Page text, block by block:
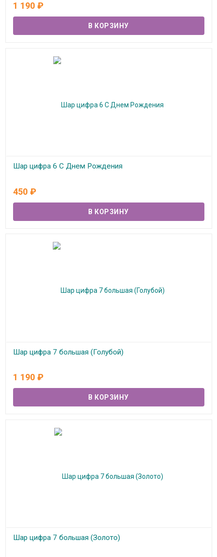
1 190 ₽
Шар цифра 6 С Днем Рождения
450 ₽
Шар цифра 7 большая (Голубой)
1 190 ₽
Шар цифра 7 большая (Золото)